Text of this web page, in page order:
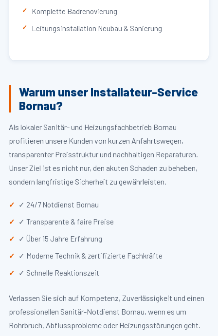
Komplette Badrenovierung
Leitungsinstallation Neubau & Sanierung
Warum unser Installateur-Service
Bornau?
Als lokaler Sanitär- und Heizungsfachbetrieb Bornau
profitieren unsere Kunden von kurzen Anfahrtswegen,
transparenter Preisstruktur und nachhaltigen Reparaturen.
Unser Ziel ist es nicht nur, den akuten Schaden zu beheben,
sondern langfristige Sicherheit zu gewährleisten.
✓ 24/7 Notdienst Bornau
✓ Transparente & faire Preise
✓ Über 15 Jahre Erfahrung
✓ Moderne Technik & zertifizierte Fachkräfte
✓ Schnelle Reaktionszeit
Verlassen Sie sich auf Kompetenz, Zuverlässigkeit und einen
professionellen Sanitär-Notdienst Bornau, wenn es um
Rohrbruch, Abflussprobleme oder Heizungsstörungen geht.